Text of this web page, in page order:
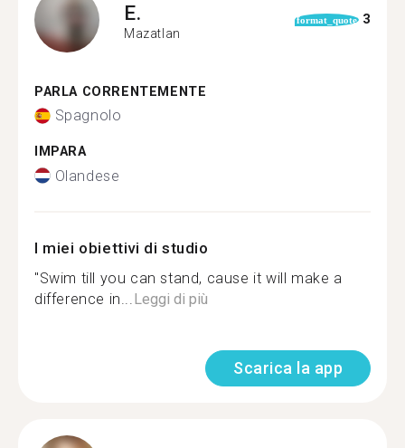
E.
Mazatlan
format_quote 3
PARLA CORRENTEMENTE
Spagnolo
IMPARA
Olandese
I miei obiettivi di studio
"Swim till you can stand, cause it will make a
difference in... Leggi di più
Scarica la app